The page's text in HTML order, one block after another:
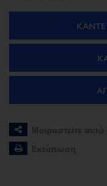
Μοιραστείτε
Εκτύπωση